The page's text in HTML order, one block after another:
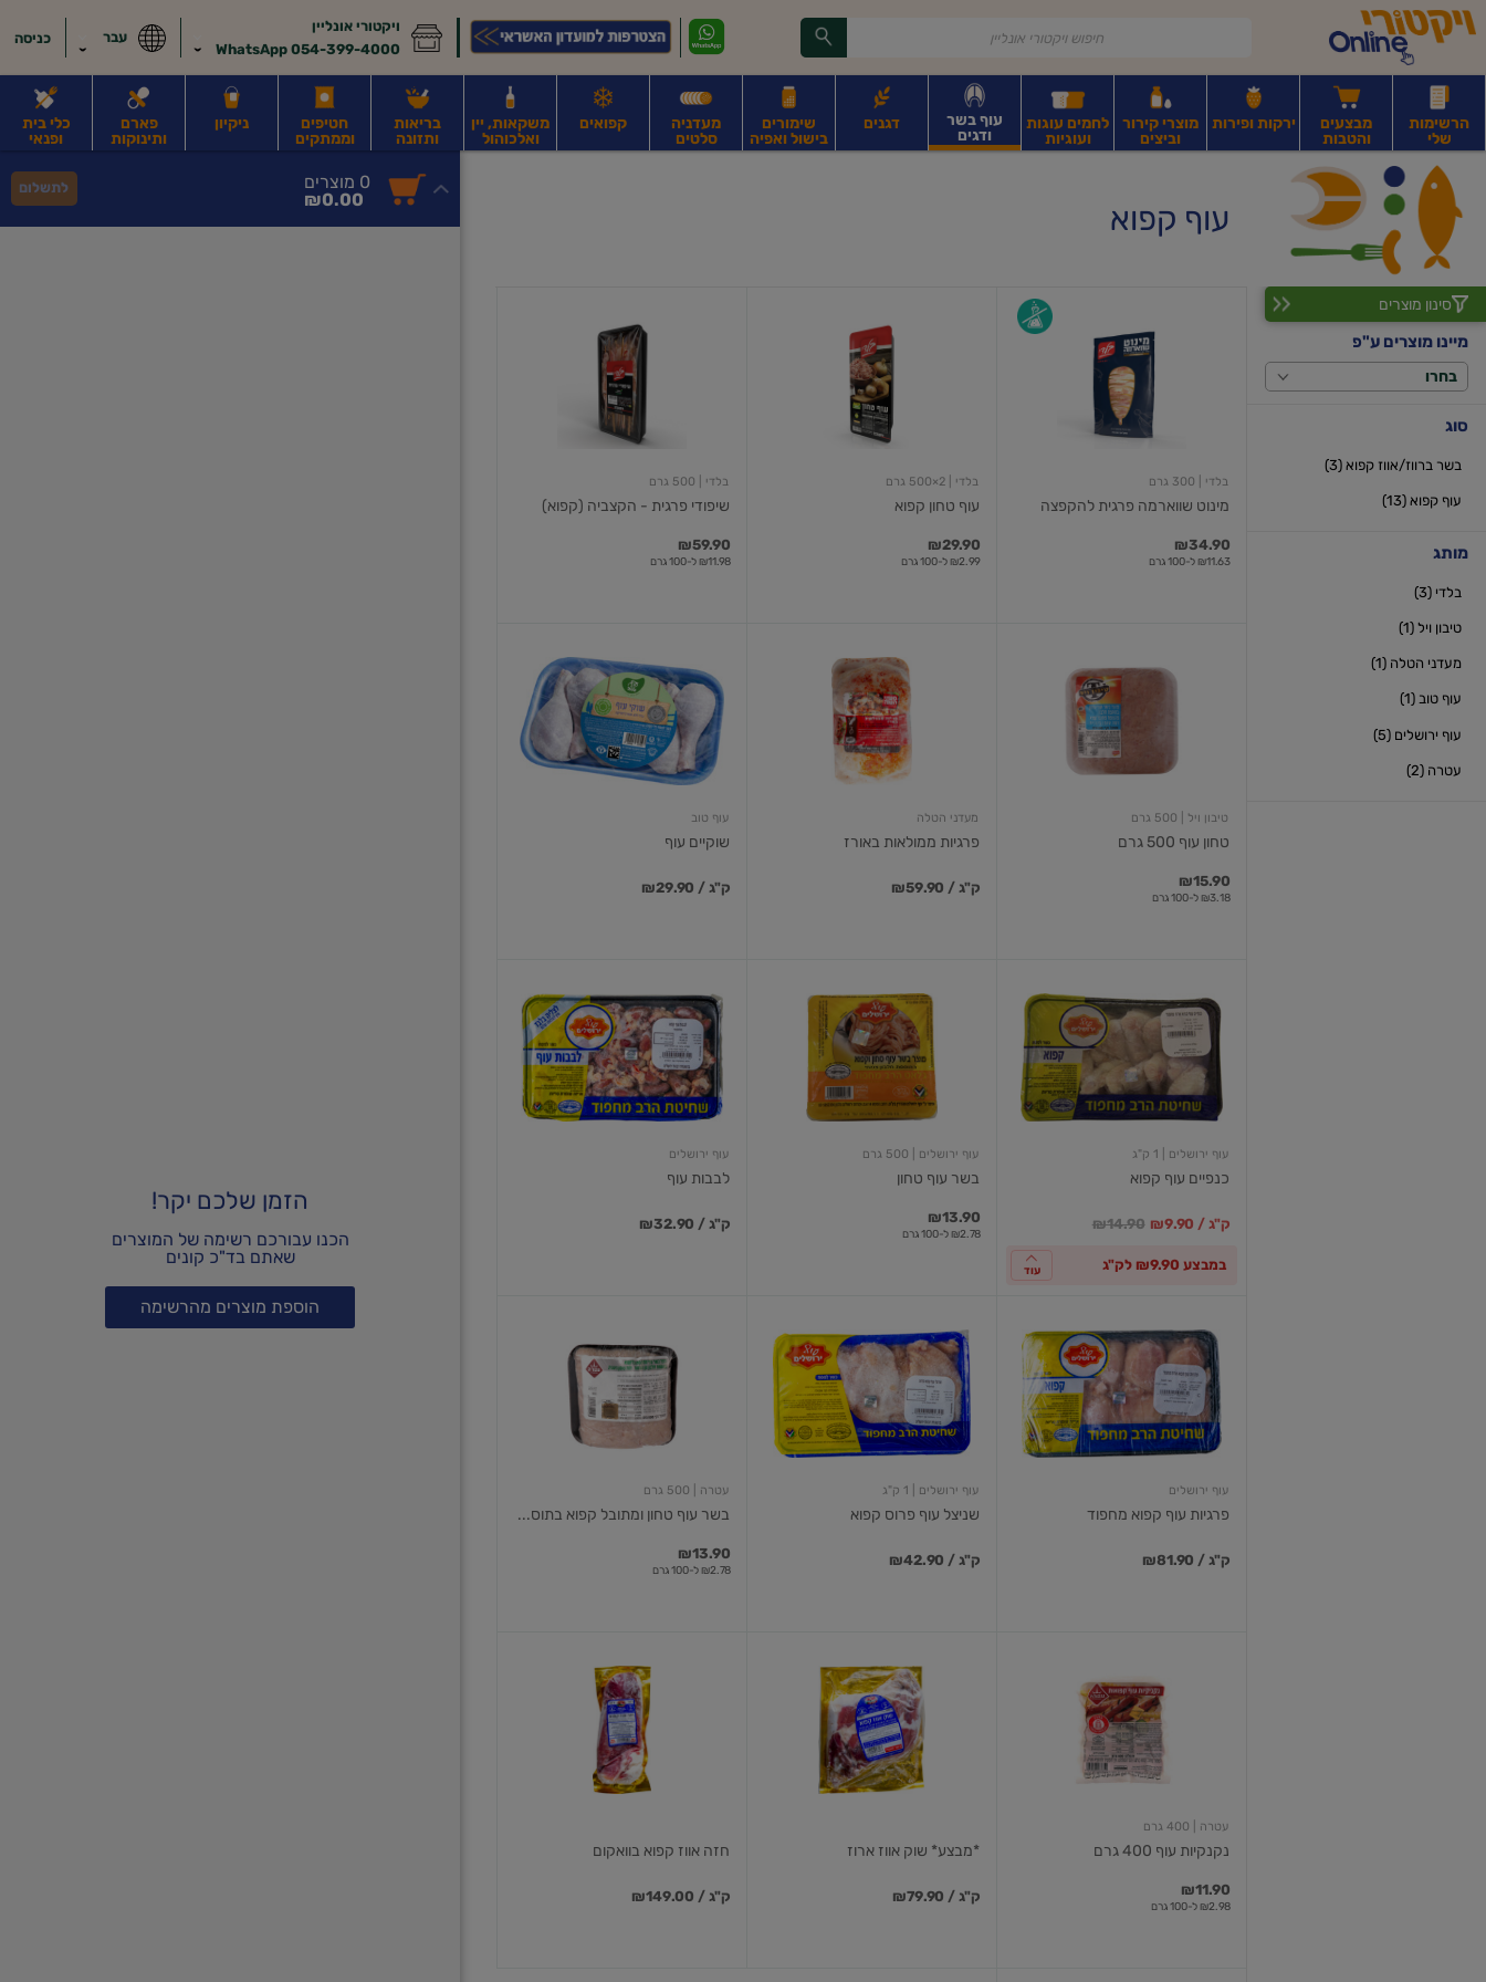
דלג לתפריט הקטגוריות
דלג לתוכן הראשי
דלג לתפריט התחתון
ויקטורי אונליין
054-399-4000 WhatsApp
עבר כניסה
הרשימות
שלי
מבצעים
והטבות
ירקות ופירות
מוצרי קירור
וביצים
לחמים עוגות
ועוגיות
עוף בשר
ודגים
דגנים
שימורים
בישול ואפיה
מעדניה
סלטים
ונקניקים
קפואים
משקאות, יין
ואלכוהול
בריאות
ותזונה
חטיפים
וממתקים
ניקיון
פארם
ותינוקות
כלי בית
ופנאי
ירקותירקותעלים ועשבי תיבולפירות יבשים ואגוזיםפירות יבשים ארוזפיצוחים, אגוזים וגרעיניםפירותפירותביציםביצים טריותחלב ומשקאות חלבחלבמשקאות חלב ושוקו משקאות מועשרים בחלבון גבינות וחמאה
עוף קפוא
סינון מוצרים
מיינו מוצרים ע"פ
בחרו
סוג
בשר ברווז/אווז קפוא (3)
עוף קפוא (13)
מותג
בלדי (3)
טיבון ויל (1)
מעדני הטלה (1)
עוף טוב (1)
עוף ירושלים (5)
עטרה (2)
בלדי
מינוט שווארמה פרגית להקפצה
₪34.90
₪11.63 ל-100 גרם
בלדי
עוף טחון קפוא
₪29.90
₪2.99 ל-100 גרם
בלדי
שיפודי פרגית - הקצביה (קפוא)
₪59.90
₪11.98 ל-100 גרם
טיבון ויל
טחון עוף 500 גרם
₪15.90
₪3.18 ל-100 גרם
מעדני הטלה
פרגיות ממולאות באורז
₪59.90 / ק"ג
עוף טוב
שוקיים עוף
₪29.90 / ק"ג
עוף
קפוא
עוף ירושלים
כנפיים עוף קפוא
מחיר מבצע₪9.90 / ק"גבמקום מחיר מחירון
₪14.90
במבצע ₪9.90 לק"ג עוד
עוף ירושלים
בשר עוף טחון
₪13.90
₪2.78 ל-100 גרם
עוף
עוף ירושלים
לבבות עוף
₪32.90 / ק"ג
פרגיות
עוף
קפוא
מחפוד
עוף ירושלים
פרגיות עוף קפוא מחפוד
₪81.90 / ק"ג
שניצל
עוף
פרוס
קפוא
עוף ירושלים
שניצל עוף פרוס קפוא
₪42.90 / ק"ג
עטרה
בשר עוף טחון ומתובל קפוא בתוס...
₪13.90
₪2.78 ל-100 גרם
עטרה
נקנקיות עוף 400 גרם
₪11.90
₪2.98 ל-100 גרם
*מבצע* שוק אווז ארוז
₪79.90 / ק"ג
חזה אווז קפוא בוואקום
₪149.00 / ק"ג
0 מוצרים
0
מוצריםסך
₪0.00
לתשלום
הזמן שלכם יקר!
הכנו עבורכם רשימה של המוצרים
שאתם בד"כ קונים
הוספת מוצרים מהרשימה